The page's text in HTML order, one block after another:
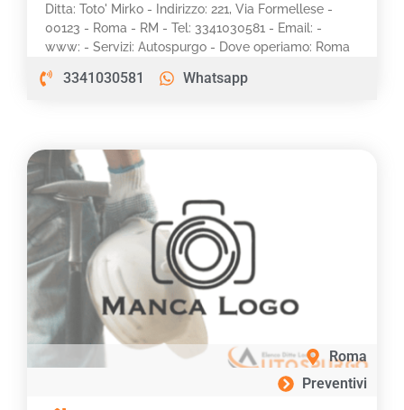
Ditta: Toto' Mirko - Indirizzo: 221, Via Formellese -
00123 - Roma - RM - Tel: 3341030581 - Email: -
www: - Servizi: Autospurgo - Dove operiamo: Roma
3341030581 Whatsapp
Roma
Preventivi